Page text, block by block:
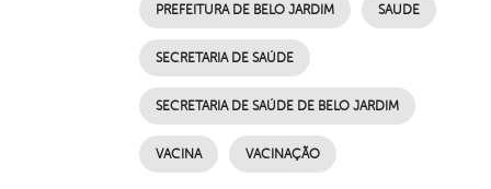
PREFEITURA DE BELO JARDIM SAUDE
SECRETARIA DE SAÚDE
SECRETARIA DE SAÚDE DE BELO JARDIM
VACINA VACINAÇÃO